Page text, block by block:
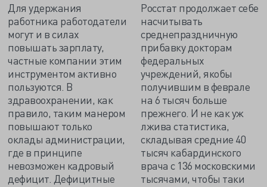
Для удержания
работника работодатели
могут и в силах
повышать зарплату,
частные компании этим
инструментом активно
пользуются. В
здравоохранении, как
правило, таким манером
повышают только
оклады администрации,
где в принципе
невозможен кадровый
дефицит. Дефицитные
Росстат продолжает себе
насчитывать
среднепраздничную
прибавку докторам
федеральных
учреждений, якобы
получившим в феврале
на 6 тысяч больше
прежнего. И не как уж
лжива статистика,
складывая средние 40
тысяч кабардинского
врача с 136 московскими
тысячами, чтобы таки